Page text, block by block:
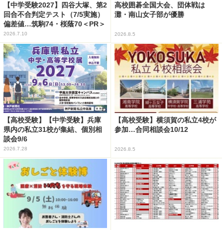
【中学受験2027】四谷大塚、第2
回合不合判定テスト（7/5実施）
偏差値…筑駒74・桜蔭70＜PR＞
2026.7.10
高校囲碁全国大会、団体戦は
灘・南山女子部が優勝
2026.8.5
【高校受験】【中学受験】兵庫
県内の私立31校が集結、個別相
談会9/6
2026.7.28
【高校受験】横須賀の私立4校が
参加…合同相談会10/12
2026.8.5